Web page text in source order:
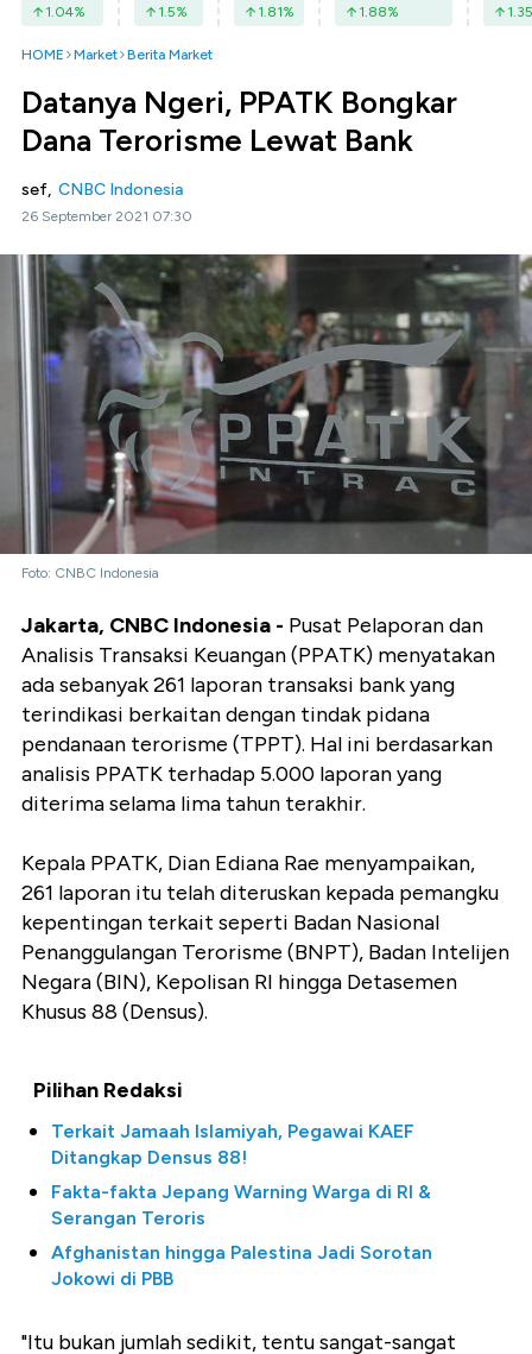
1.04% 1.5% 1.81% 1.88% 1.35
HOME Market Berita Market
Datanya Ngeri, PPATK Bongkar
Dana Terorisme Lewat Bank
sef, CNBC Indonesia
26 September 2021 07:30
Foto: CNBC Indonesia
Jakarta, CNBC Indonesia - Pusat Pelaporan dan
Analisis Transaksi Keuangan (PPATK) menyatakan
ada sebanyak 261 laporan transaksi bank yang
terindikasi berkaitan dengan tindak pidana
pendanaan terorisme (TPPT). Hal ini berdasarkan
analisis PPATK terhadap 5.000 laporan yang
diterima selama lima tahun terakhir.
Kepala PPATK, Dian Ediana Rae menyampaikan,
261 laporan itu telah diteruskan kepada pemangku
kepentingan terkait seperti Badan Nasional
Penanggulangan Terorisme (BNPT), Badan Intelijen
Negara (BIN), Kepolisan RI hingga Detasemen
Khusus 88 (Densus).
Pilihan Redaksi
Terkait Jamaah Islamiyah, Pegawai KAEF
Ditangkap Densus 88!
Fakta-fakta Jepang Warning Warga di RI &
Serangan Teroris
Afghanistan hingga Palestina Jadi Sorotan
Jokowi di PBB
"Itu bukan jumlah sedikit, tentu sangat-sangat